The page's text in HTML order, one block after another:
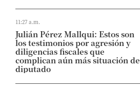
11:27 a.m.
Julián Pérez Mallqui: Estos son
los testimonios por agresión y
diligencias fiscales que
complican aún más situación de
diputado